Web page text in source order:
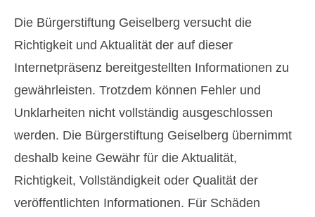
Termine
Mitmachen
Anmelden
Die Bürgerstiftung Geiselberg versucht die
Richtigkeit und Aktualität der auf dieser
Internetpräsenz bereitgestellten Informationen zu
gewährleisten. Trotzdem können Fehler und
Unklarheiten nicht vollständig ausgeschlossen
werden. Die Bürgerstiftung Geiselberg übernimmt
deshalb keine Gewähr für die Aktualität,
Richtigkeit, Vollständigkeit oder Qualität der
veröffentlichten Informationen. Für Schäden